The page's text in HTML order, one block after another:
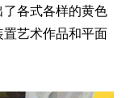
各式各样的黄色
艺术作品和平面